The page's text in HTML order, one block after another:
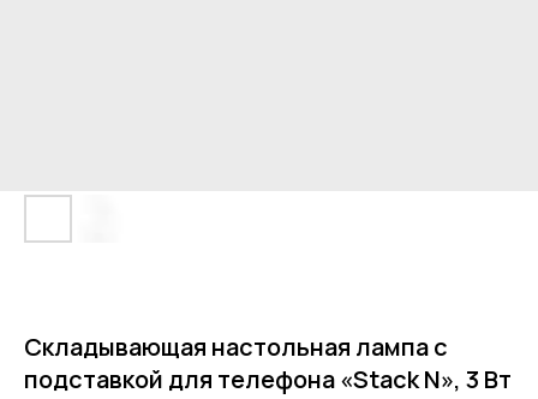
Складывающая настольная лампа с
подставкой для телефона «Stack N», 3 Вт